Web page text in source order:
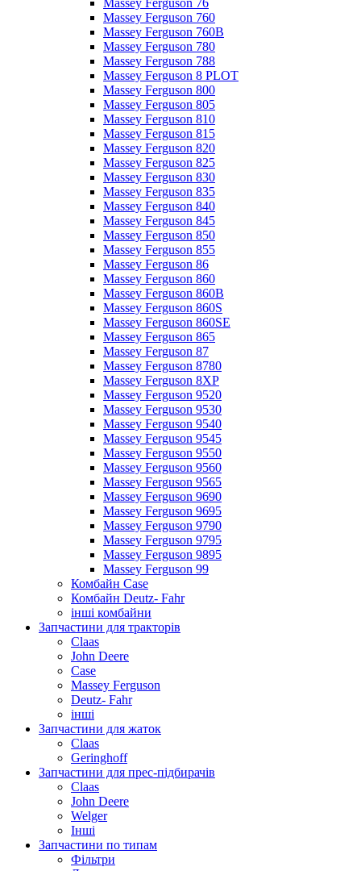
Massey Ferguson 76
Massey Ferguson 760
Massey Ferguson 760B
Massey Ferguson 780
Massey Ferguson 788
Massey Ferguson 8 PLOT
Massey Ferguson 800
Massey Ferguson 805
Massey Ferguson 810
Massey Ferguson 815
Massey Ferguson 820
Massey Ferguson 825
Massey Ferguson 830
Massey Ferguson 835
Massey Ferguson 840
Massey Ferguson 845
Massey Ferguson 850
Massey Ferguson 855
Massey Ferguson 86
Massey Ferguson 860
Massey Ferguson 860B
Massey Ferguson 860S
Massey Ferguson 860SE
Massey Ferguson 865
Massey Ferguson 87
Massey Ferguson 8780
Massey Ferguson 8XP
Massey Ferguson 9520
Massey Ferguson 9530
Massey Ferguson 9540
Massey Ferguson 9545
Massey Ferguson 9550
Massey Ferguson 9560
Massey Ferguson 9565
Massey Ferguson 9690
Massey Ferguson 9695
Massey Ferguson 9790
Massey Ferguson 9795
Massey Ferguson 9895
Massey Ferguson 99
Комбайн Case
Комбайн Deutz- Fahr
інші комбайни
Запчастини для тракторів
Claas
John Deere
Case
Massey Ferguson
Deutz- Fahr
інші
Запчастини для жаток
Claas
Geringhoff
Запчастини для прес-підбирачів
Claas
John Deere
Welger
Інші
Запчастини по типам
Фільтри